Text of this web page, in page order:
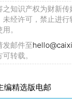
之知识产权为财新传
经许可，禁止进行
。
发邮件至
转载。
编精选版电邮